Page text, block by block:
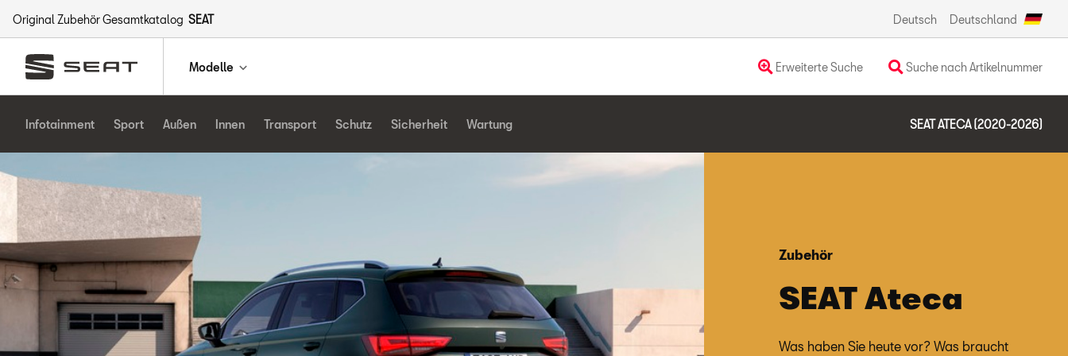
Original Zubehör Gesamtkatalog SEAT Deutsch Deutschland
Modelle Erweiterte Suche Suche nach Artikelnummer
Infotainment Sport Außen Innen Transport Schutz Sicherheit Wartung SEAT ATECA (2020-2026)
Zubehör
SEAT Ateca
Was haben Sie heute vor? Was braucht